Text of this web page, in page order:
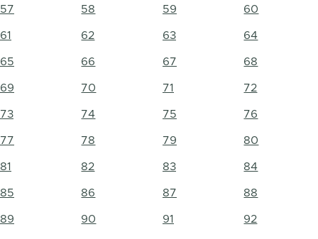
57 58 59 60
61 62 63 64
65 66 67 68
69 70 71 72
73 74 75 76
77 78 79 80
81 82 83 84
85 86 87 88
89 90 91 92